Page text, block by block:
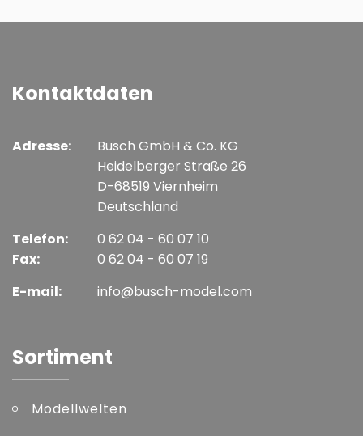
Kontaktdaten
Adresse:
Busch GmbH & Co. KG
Heidelberger Straße 26
D-68519 Viernheim
Deutschland
Telefon:
Fax:
0 62 04 - 60 07 10
0 62 04 - 60 07 19
E-mail:
info@busch-model.com
Sortiment
Modellwelten